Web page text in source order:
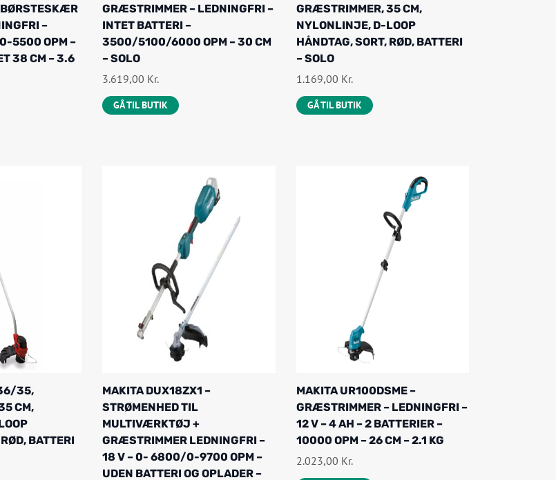
–
5500 OPM –
38 CM – 3.6
GRÆSTRIMMER – LEDNINGFRI –
INTET BATTERI –
3500/5100/6000 OPM – 30 CM
– SOLO
3.619,00 Kr.
GÅ TIL BUTIK
GRÆSTRIMMER, 35 CM,
NYLONLINJE, D-LOOP
HÅNDTAG, SORT, RØD, BATTERI
– SOLO
1.169,00 Kr.
GÅ TIL BUTIK
35,
CM,
BATTERI
MAKITA DUX18ZX1 –
STRØMENHED TIL
MULTIVÆRKTØJ +
GRÆSTRIMMER LEDNINGFRI –
18 V – 0- 6800/0-9700 OPM –
UDEN BATTERI OG OPLADER –
MAKITA UR100DSME –
GRÆSTRIMMER – LEDNINGFRI –
12 V – 4 AH – 2 BATTERIER –
10000 OPM – 26 CM – 2.1 KG
2.023,00 Kr.